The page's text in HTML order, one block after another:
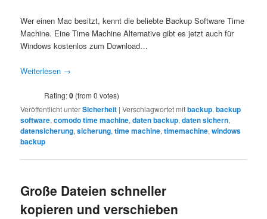
Wer einen Mac besitzt, kennt die beliebte Backup Software Time
Machine. Eine Time Machine Alternative gibt es jetzt auch für
Windows kostenlos zum Download…
Weiterlesen →
Rating:0 (from 0 votes)
Veröffentlicht unterSicherheit |Verschlagwortet mitbackup,backup
software,comodo time machine,daten backup,daten sichern,
datensicherung,sicherung,time machine,timemachine,windows
backup
Große Dateien schneller
kopieren und verschieben